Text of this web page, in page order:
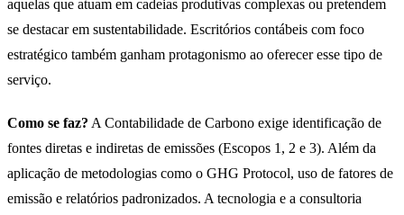
aquelas que atuam em cadeias produtivas complexas ou pretendem
se destacar em sustentabilidade. Escritórios contábeis com foco
estratégico também ganham protagonismo ao oferecer esse tipo de
serviço.
Como se faz? A Contabilidade de Carbono exige identificação de
fontes diretas e indiretas de emissões (Escopos 1, 2 e 3). Além da
aplicação de metodologias como o GHG Protocol, uso de fatores de
emissão e relatórios padronizados. A tecnologia e a consultoria